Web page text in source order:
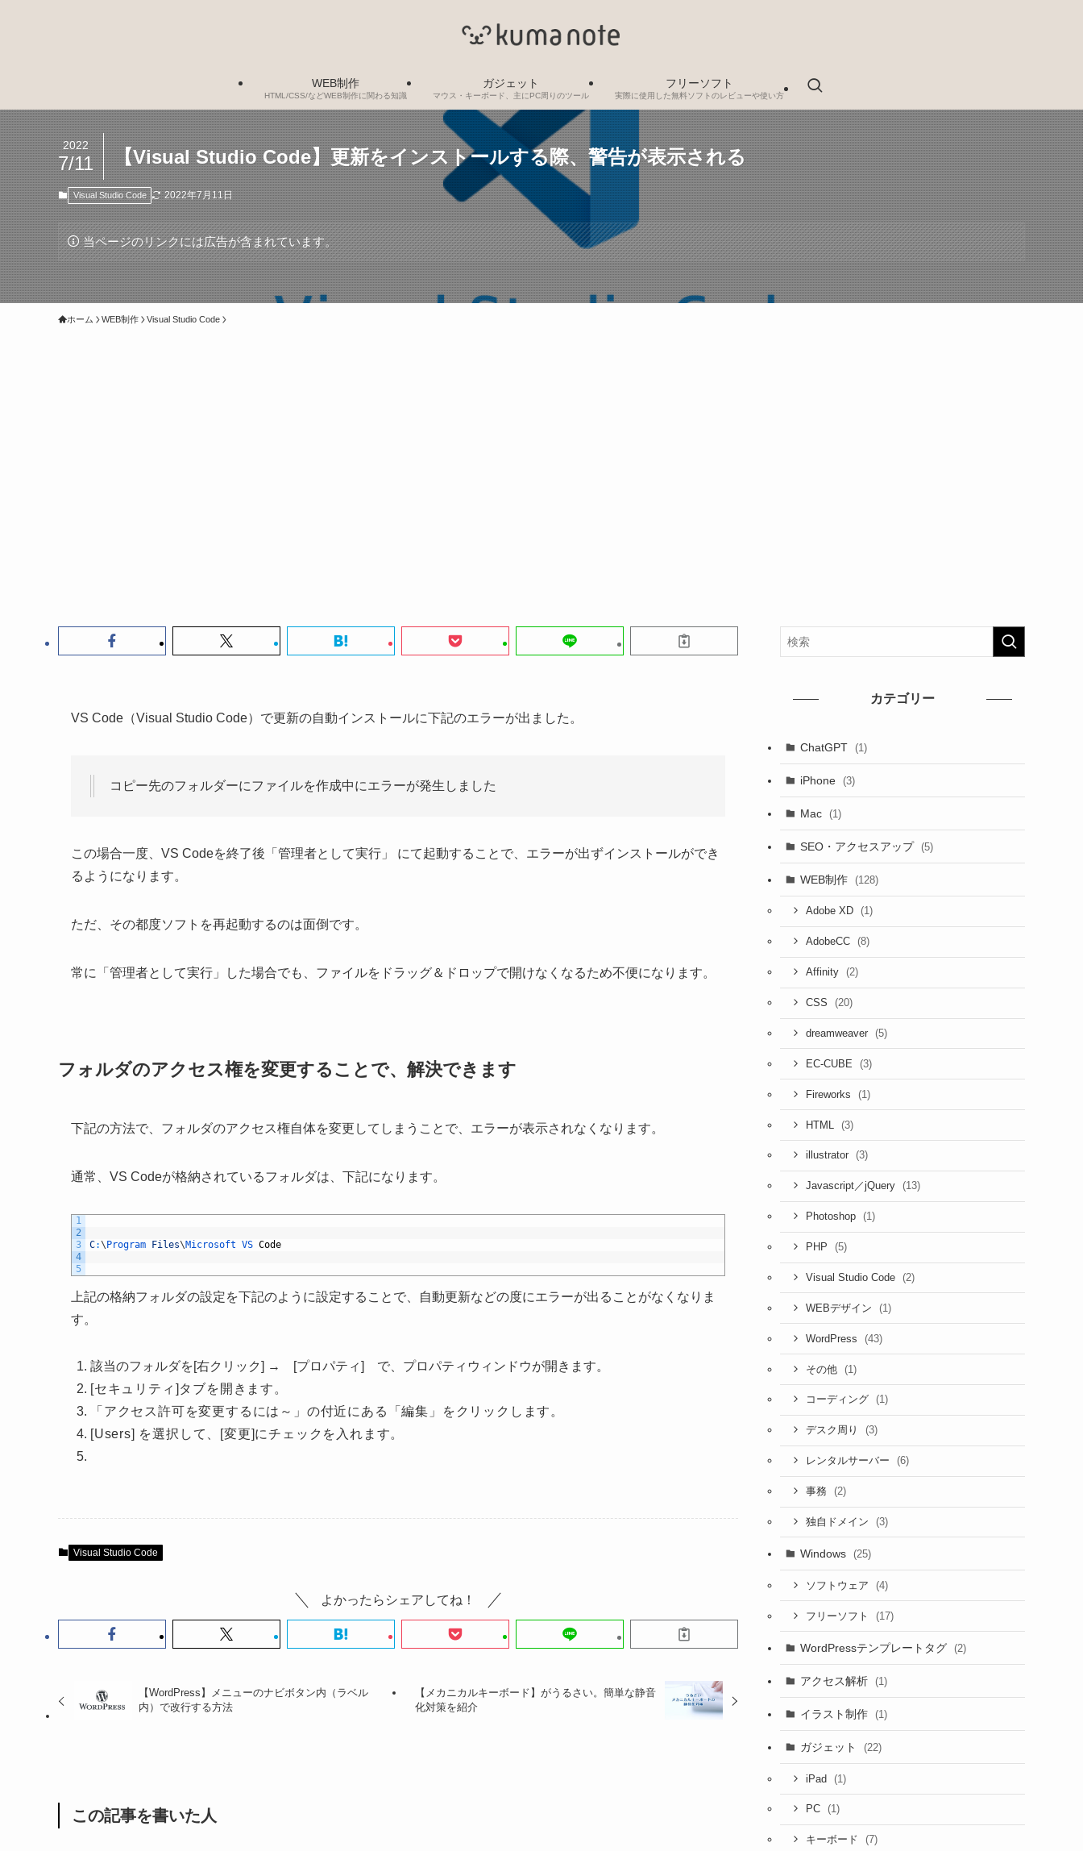
WEB制作
HTML/CSS/などWEB制作に関わる知識
ガジェット
マウス・キーボード、主にPC周りのツール
フリーソフト
実際に使用した無料ソフトのレビューや使い方
【Visual Studio Code】更新をインストールする際、警告が表示される
2022
7/11
Visual Studio Code 2022年7月11日
当ページのリンクには広告が含まれています。
ホーム WEB制作 Visual Studio Code
VS Code（Visual Studio Code）で更新の自動インストールに下記のエラーが出ました。
コピー先のフォルダーにファイルを作成中にエラーが発生しました
この場合一度、VS Codeを終了後 「管理者として実行」
にて起動することで、エラーが出ずインストールができ
るようになります。
ただ、その都度ソフトを再起動するのは面倒です。
常に「管理者として実行」した場合でも、ファイルをドラッグ＆ドロップで開けなくなるため不便になります。
フォルダのアクセス権を変更することで、解決できます
下記の方法で、フォルダのアクセス権自体を変更してしまうことで、エラーが表示されなくなります。
通常、VS Codeが格納されているフォルダは、下記になります。
1
2
3
4
5
C:\ Program Files\Microsoft VS Code
上記の格納フォルダの設定を下記のように設定することで、自動更新などの度にエラーが出ることがなくなりま
す。
該当のフォルダを[右クリック] → [プロパティ] で、プロパティウィンドウが開きます。
[セキュリティ]タブを開きます。
「アクセス許可を変更するには～」の付近にある「編集」をクリックします。
[Users] を選択して、[変更]にチェックを入れます。
Visual Studio Code
よかったらシェアしてね！
【WordPress】メニューのナビボタン内（ラベル
内）で改行する方法
【メカニカルキーボード】がうるさい。簡単な静音
化対策を紹介
この記事を書いた人
カテゴリー
ChatGPT (1)
iPhone (3)
Mac (1)
SEO・アクセスアップ (5)
WEB制作 (128)
Adobe XD (1)
AdobeCC (8)
Affinity (2)
CSS (20)
dreamweaver (5)
EC-CUBE (3)
Fireworks (1)
HTML (3)
illustrator (3)
Javascript／jQuery (13)
Photoshop (1)
PHP (5)
Visual Studio Code (2)
WEBデザイン (1)
WordPress (43)
その他 (1)
コーディング (1)
デスク周り (3)
レンタルサーバー (6)
事務 (2)
独自ドメイン (3)
Windows (25)
ソフトウェア (4)
フリーソフト (17)
WordPressテンプレートタグ (2)
アクセス解析 (1)
イラスト制作 (1)
ガジェット (22)
iPad (1)
PC (1)
キーボード (7)